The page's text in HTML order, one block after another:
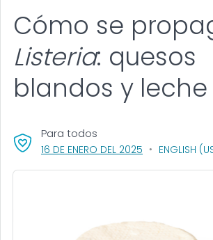
16 DE ENERO DEL 2025 , VISIT LINK FOR
ENGLISH
Para todos
Cómo se
Listeria: quesos
blandos y